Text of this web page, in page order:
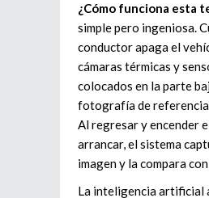
¿Cómo funciona esta
simple pero ingeniosa.
conductor apaga el
cámaras térmicas y
colocados en la parte
fotografía de referencia
Al regresar y encender
arrancar, el sistema
imagen y la compara
La inteligencia artificial